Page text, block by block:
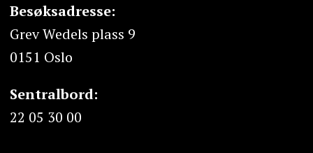
Besøksadresse:
Grev Wedels plass 9
0151 Oslo
Sentralbord:
22 05 30 00